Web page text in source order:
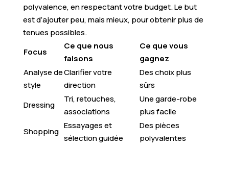
polyvalence, en respectant votre budget. Le but
est d’ajouter peu, mais mieux, pour obtenir plus de
tenues possibles.
Focus
Ce que nous
faisons
Ce que vous
gagnez
Analyse de
style
Clarifier votre
direction
Des choix plus
sûrs
Dressing
Tri, retouches,
associations
Une garde-robe
plus facile
Shopping
Essayages et
sélection guidée
Des pièces
polyvalentes